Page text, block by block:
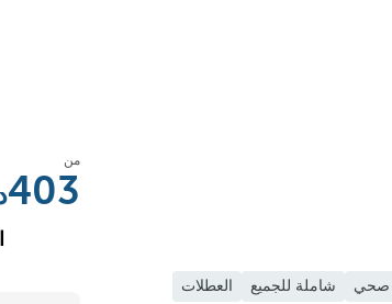
من
403
صحي شاملة للجميع
العطلات